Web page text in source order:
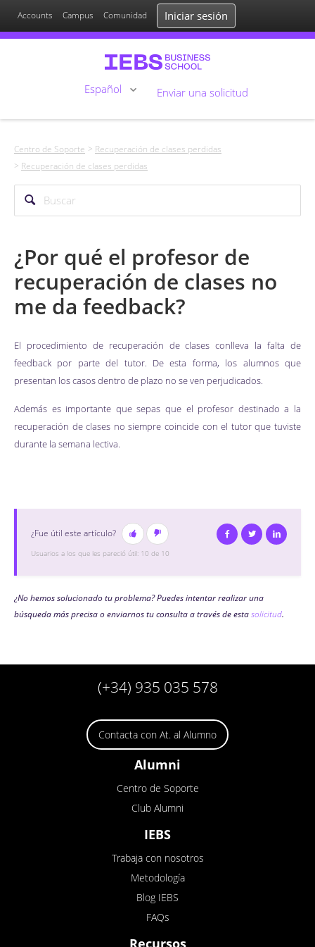
Accounts Campus Comunidad Iniciar sesión
Español Enviar una solicitud
Centro de Soporte
Recuperación de clases perdidas
Recuperación de clases perdidas
¿Por qué el profesor de
recuperación de clases no
me da feedback?
El procedimiento de recuperación de clases conlleva la falta de
feedback por parte del tutor. De esta forma, los alumnos que
presentan los casos dentro de plazo no se ven perjudicados.
Además es importante que sepas que el profesor destinado a la
recuperación de clases no siempre coincide con el tutor que tuviste
durante la semana lectiva.
¿Fue útil este artículo?
Usuarios a los que les pareció útil: 10 de 10
FacebookTwitter
¿No hemos solucionado tu problema? Puedes intentar realizar una
búsqueda más precisa o enviarnos tu consulta a través de estasolicitud.
(+34) 935 035 578
Contacta con At. al Alumno
Alumni
Centro de Soporte
Club Alumni
IEBS
Trabaja con nosotros
Metodología
Blog IEBS
FAQs
Recursos